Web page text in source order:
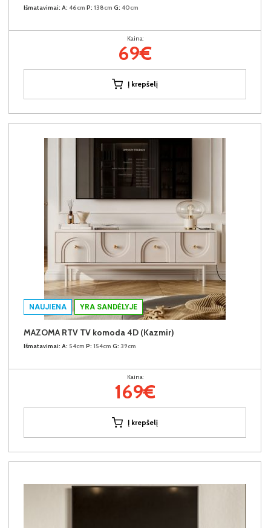
Išmatavimai: A: 46cm P: 138cm G: 40cm
Kaina:
69€
Į krepšelį
NAUJIENA YRA SANDĖLYJE
MAZOMA RTV TV komoda 4D (Kazmir)
Išmatavimai: A: 54cm P: 154cm G: 39cm
Kaina:
169€
Į krepšelį